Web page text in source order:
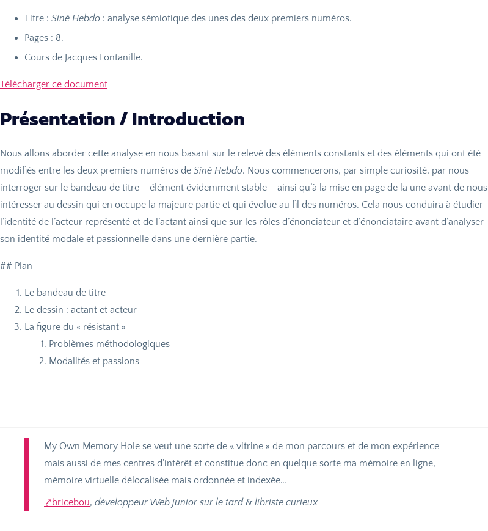
Titre : Siné Hebdo : analyse sémiotique des unes des deux premiers numéros.
Pages : 8.
Cours de Jacques Fontanille.
Télécharger ce document
Présentation / Introduction
Nous allons aborder cette analyse en nous basant sur le relevé des éléments constants et des éléments qui ont été
modifiés entre les deux premiers numéros de Siné Hebdo. Nous commencerons, par simple curiosité, par nous
interroger sur le bandeau de titre – élément évidemment stable – ainsi qu’à la mise en page de la une avant de nous
intéresser au dessin qui en occupe la majeure partie et qui évolue au fil des numéros. Cela nous conduira à étudier
l’identité de l’acteur représenté et de l’actant ainsi que sur les rôles d’énonciateur et d’énonciataire avant d’analyser
son identité modale et passionnelle dans une dernière partie.
## Plan
Le bandeau de titre
Le dessin : actant et acteur
La figure du « résistant »
Problèmes méthodologiques
Modalités et passions
My Own Memory Hole se veut une sorte de « vitrine » de mon parcours et de mon expérience
mais aussi de mes centres d’intérêt et constitue donc en quelque sorte ma mémoire en ligne,
mémoire virtuelle délocalisée mais ordonnée et indexée…
bricebou, développeur Web junior sur le tard & libriste curieux